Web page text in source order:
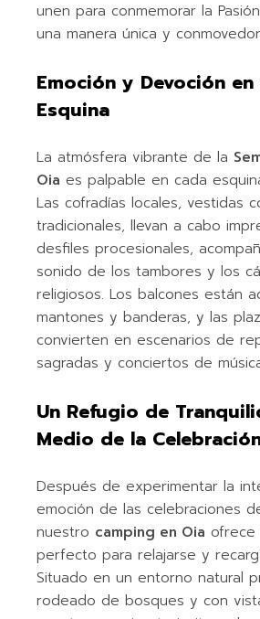
unen para conmemorar la
una manera única y
Emoción y Devoción en
Esquina
La atmósfera vibrante de la
Oia es palpable en cada
Las cofradías locales, vestidas
tradicionales, llevan a cabo
desfiles procesionales,
sonido de los tambores y los
religiosos. Los balcones están
mantones y banderas, y las
convierten en escenarios de
sagradas y conciertos de
Un Refugio de
Medio de la
Después de experimentar la
emoción de las celebraciones
nuestro camping en Oia
perfecto para relajarse y
Situado en un entorno natural
rodeado de bosques y con